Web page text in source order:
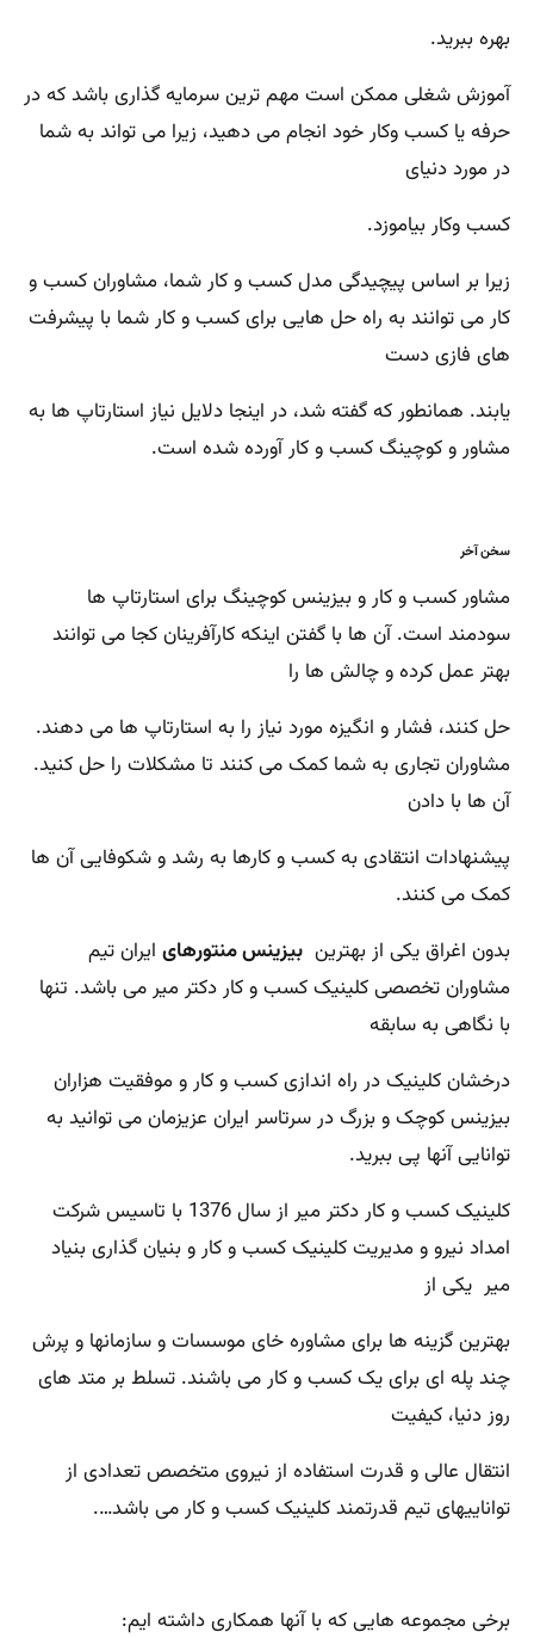
بهره ببرید.
آموزش شغلی ممکن است مهم ترین سرمایه گذاری باشد که در
حرفه یا کسب وکار خود انجام می دهید، زیرا می تواند به شما
در مورد دنیای
کسب وکار بیاموزد.
زیرا بر اساس پیچیدگی مدل کسب و کار شما، مشاوران کسب و
کار می توانند به راه حل هایی برای کسب و کار شما با پیشرفت
های فازی دست
یابند. همانطور که گفته شد، در اینجا دلایل نیاز استارتاپ ها به
مشاور و کوچینگ کسب و کار آورده شده است.
سخن آخر
مشاور کسب و کار و بیزینس کوچینگ برای استارتاپ ها
سودمند است. آن ها با گفتن اینکه کارآفرینان کجا می توانند
بهتر عمل کرده و چالش ها را
حل کنند، فشار و انگیزه مورد نیاز را به استارتاپ ها می دهند.
مشاوران تجاری به شما کمک می کنند تا مشکلات را حل کنید.
آن ها با دادن
پیشنهادات انتقادی به کسب و کارها به رشد و شکوفایی آن ها
کمک می کنند.
بدون اغراق یکی از بهترین بیزینس منتورهای ایران تیم
مشاوران تخصصی کلینیک کسب و کار دکتر میر می باشد. تنها
با نگاهی به سابقه
درخشان کلینیک در راه اندازی کسب و کار و موفقیت هزاران
بیزینس کوچک و بزرگ در سرتاسر ایران عزیزمان می توانید به
توانایی آنها پی ببرید.
کلینیک کسب و کار دکتر میر از سال 1376 با تاسیس شرکت
امداد نیرو و مدیریت کلینیک کسب و کار و بنیان گذاری بنیاد
میر یکی از
بهترین گزینه ها برای مشاوره خای موسسات و سازمانها و پرش
چند پله ای برای یک کسب و کار می باشند. تسلط بر متد های
روز دنیا، کیفیت
انتقال عالی و قدرت استفاده از نیروی متخصص تعدادی از
تواناییهای تیم قدرتمند کلینیک کسب و کار می باشد….
برخی مجموعه هایی که با آنها همکاری داشته ایم: